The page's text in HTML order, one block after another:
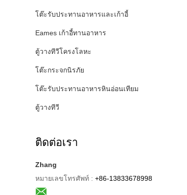
โต๊ะรับประทานอาหารและเก้าอี้
Eames เก้าอี้ทานอาหาร
ตู้วางทีวีโครงโลหะ
โต๊ะกระจกนิรภัย
โต๊ะรับประทานอาหารหินอ่อนเทียม
ตู้วางทีวี
ติดต่อเรา
Zhang
หมายเลขโทรศัพท์ : +86-13833678998